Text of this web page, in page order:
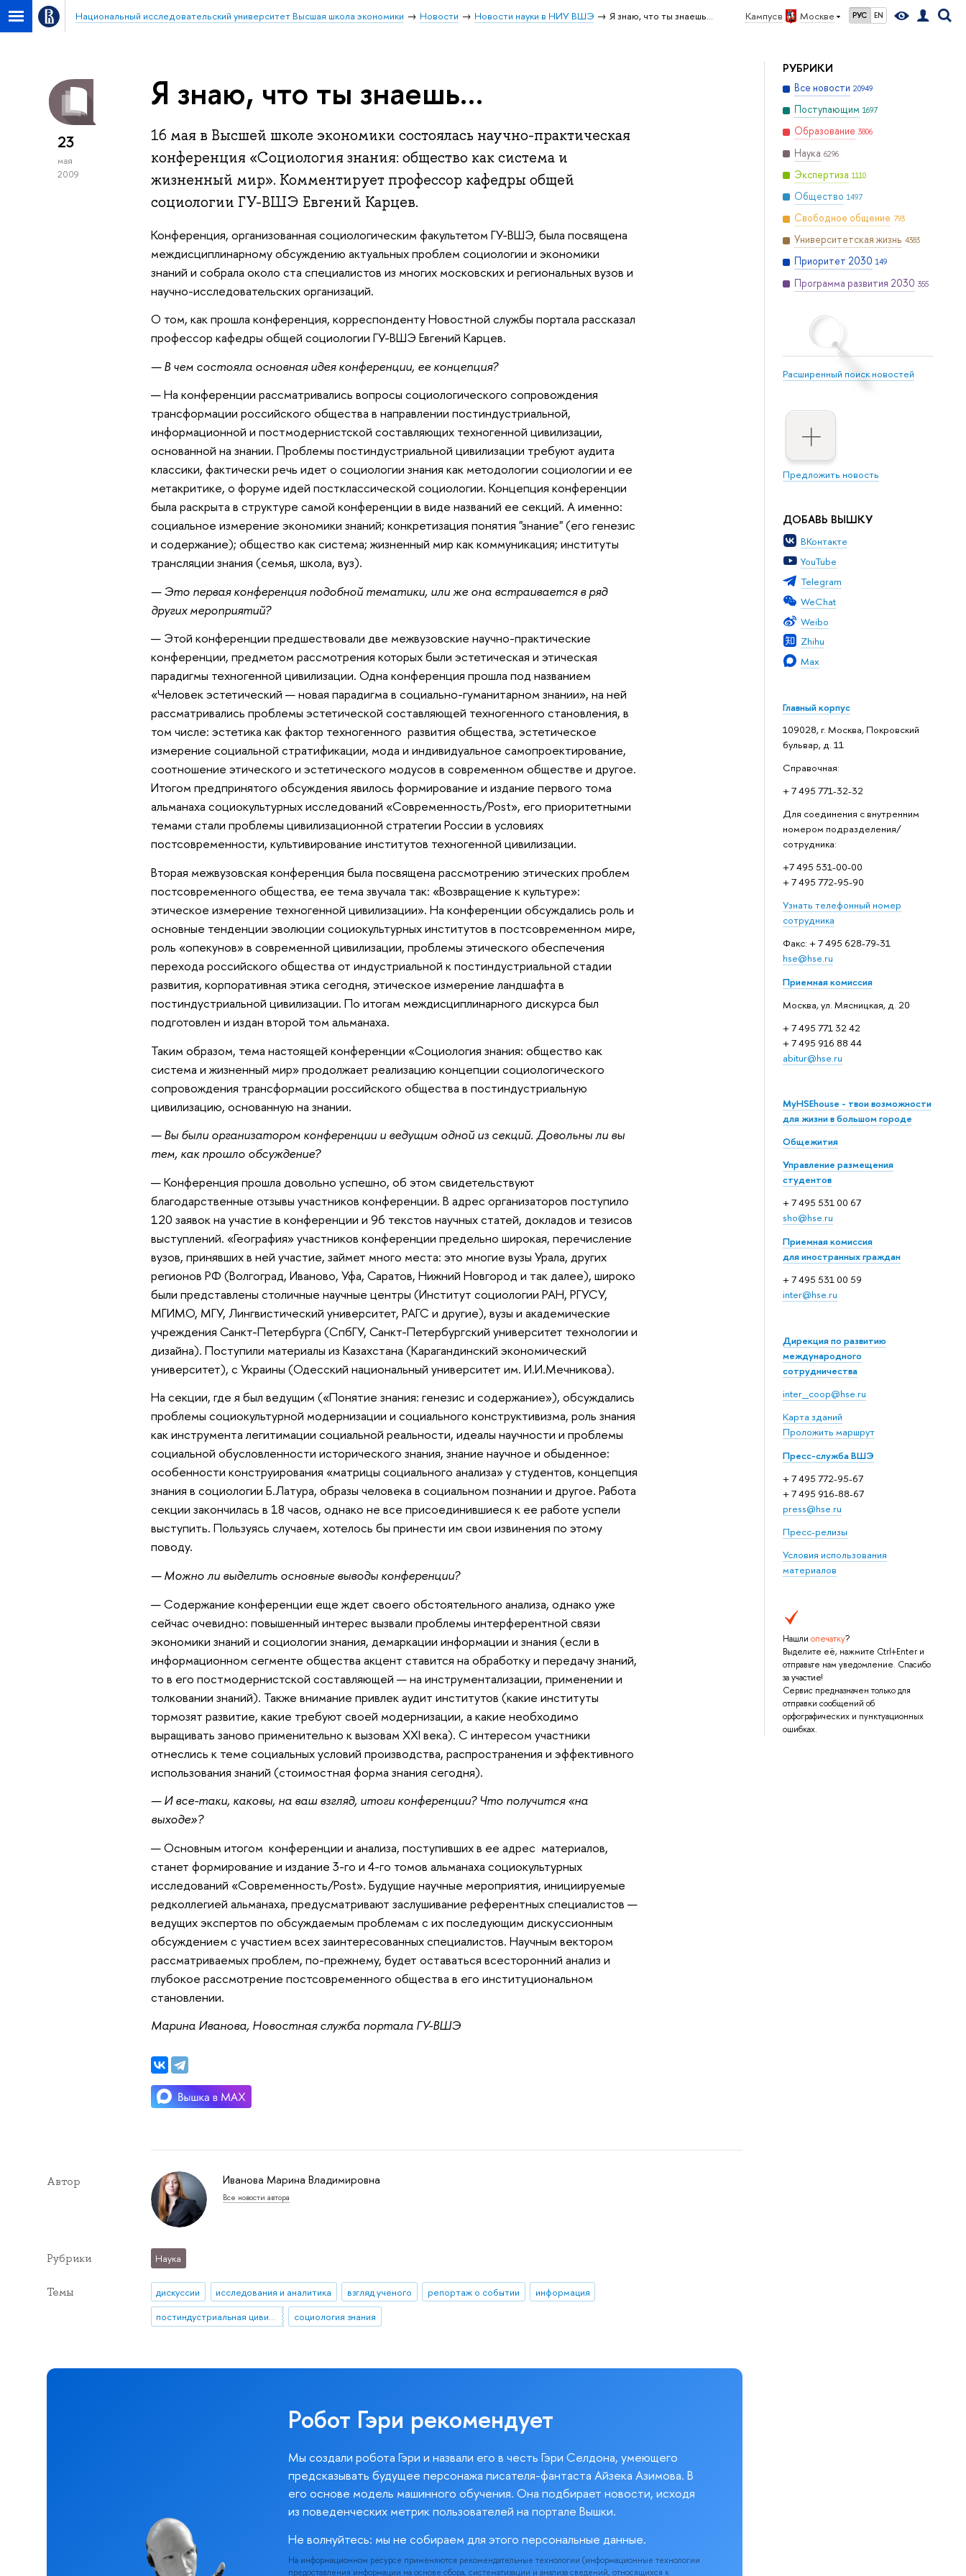
Кампус в Москве РУС EN
Национальный исследовательский университет Высшая школа экономики Новости Новости науки в НИУ ВШЭ Я знаю, что ты знаешь…
РУБРИКИ
Все новости 20949
Поступающим 1697
Образование 3806
Наука 6296
Экспертиза 1110
Общество 1497
Свободное общение 793
Университетская жизнь 4383
Приоритет 2030 149
Программа развития 2030 355
Расширенный поиск новостей
Предложить новость
ДОБАВЬ ВЫШКУ
ВКонтакте
YouTube
Telegram
WeChat
Weibo
Zhihu
Max
Главный корпус
109028, г. Москва, Покровский
бульвар, д. 11
Справочная:
+ 7 495 771-32-32
Для соединения с внутренним
номером подразделения/
сотрудника:
+7 495 531-00-00
+ 7 495 772-95-90
Узнать телефонный номер
сотрудника
Факс: + 7 495 628-79-31
hse@hse.ru
Приемная комиссия
Москва, ул. Мясницкая, д. 20
+ 7 495 771 32 42
+ 7 495 916 88 44
abitur@hse.ru
MyHSEhouse - твои возможности
для жизни в большом городе
Общежития
Управление размещения
студентов
+ 7 495 531 00 67
sho@hse.ru
Приемная комиссия
для иностранных граждан
+ 7 495 531 00 59
inter@hse.ru
Дирекция по развитию
международного
сотрудничества
inter_coop@hse.ru
Карта зданий
Проложить маршрут
Пресс-служба ВШЭ
+ 7 495 772-95-67
+ 7 495 916-88-67
press@hse.ru
Пресс-релизы
Условия использования
материалов
Нашли опечатку?
Выделите её, нажмите Ctrl+Enter и
отправьте нам уведомление. Спасибо
за участие!
Сервис предназначен только для
отправки сообщений об
орфографических и пунктуационных
ошибках.
23
мая
2009
Я знаю, что ты знаешь…
16 мая в Высшей школе экономики состоялась научно-практическая
конференция «Социология знания: общество как система и
жизненный мир». Комментирует профессор кафедры общей
социологии ГУ-ВШЭ Евгений Карцев.
Конференция, организованная социологическим факультетом ГУ-ВШЭ, была посвящена
междисциплинарному обсуждению актуальных проблем социологии и экономики
знаний и собрала около ста специалистов из многих московских и региональных вузов и
научно-исследовательских организаций.
О том, как прошла конференция, корреспонденту Новостной службы портала рассказал
профессор кафедры общей социологии ГУ-ВШЭ Евгений Карцев.
— В чем состояла основная идея конференции, ее концепция?
— На конференции рассматривались вопросы социологического сопровождения
трансформации российского общества в направлении постиндустриальной,
информационной и постмодернистской составляющих техногенной цивилизации,
основанной на знании. Проблемы постиндустриальной цивилизации требуют аудита
классики, фактически речь идет о социологии знания как методологии социологии и ее
метакритике, о форуме идей постклассической социологии. Концепция конференции
была раскрыта в структуре самой конференции в виде названий ее секций. А именно:
социальное измерение экономики знаний; конкретизация понятия "знание" (его генезис
и содержание); общество как система; жизненный мир как коммуникация; институты
трансляции знания (семья, школа, вуз).
— Это первая конференция подобной тематики, или же она встраивается в ряд
других мероприятий?
— Этой конференции предшествовали две межвузовские научно-практические
конференции, предметом рассмотрения которых были эстетическая и этическая
парадигмы техногенной цивилизации. Одна конференция прошла под названием
«Человек эстетический — новая парадигма в социально-гуманитарном знании», на ней
рассматривались проблемы эстетической составляющей техногенного становления, в
том числе: эстетика как фактор техногенного развития общества, эстетическое
измерение социальной стратификации, мода и индивидуальное самопроектирование,
соотношение этического и эстетического модусов в современном обществе и другое.
Итогом предпринятого обсуждения явилось формирование и издание первого тома
альманаха социокультурных исследований «Современность/Post», его приоритетными
темами стали проблемы цивилизационной стратегии России в условиях
постсовременности, культивирование институтов техногенной цивилизации.
Вторая межвузовская конференция была посвящена рассмотрению этических проблем
постсовременного общества, ее тема звучала так: «Возвращение к культуре»:
этическое измерение техногенной цивилизации». На конференции обсуждались роль и
основные тенденции эволюции социокультурных институтов в постсовременном мире,
роль «опекунов» в современной цивилизации, проблемы этического обеспечения
перехода российского общества от индустриальной к постиндустриальной стадии
развития, корпоративная этика сегодня, этическое измерение ландшафта в
постиндустриальной цивилизации. По итогам междисциплинарного дискурса был
подготовлен и издан второй том альманаха.
Таким образом, тема настоящей конференции «Социология знания: общество как
система и жизненный мир» продолжает реализацию концепции социологического
сопровождения трансформации российского общества в постиндустриальную
цивилизацию, основанную на знании.
— Вы были организатором конференции и ведущим одной из секций. Довольны ли вы
тем, как прошло обсуждение?
— Конференция прошла довольно успешно, об этом свидетельствуют
благодарственные отзывы участников конференции. В адрес организаторов поступило
120 заявок на участие в конференции и 96 текстов научных статей, докладов и тезисов
выступлений. «География» участников конференции предельно широкая, перечисление
вузов, принявших в ней участие, займет много места: это многие вузы Урала, других
регионов РФ (Волгоград, Иваново, Уфа, Саратов, Нижний Новгород и так далее), широко
были представлены столичные научные центры (Институт социологии РАН, РГУСУ,
МГИМО, МГУ, Лингвистический университет, РАГС и другие), вузы и академические
учреждения Санкт-Петербурга (СпбГУ, Санкт-Петербургский университет технологии и
дизайна). Поступили материалы из Казахстана (Карагандинский экономический
университет), с Украины (Одесский национальный университет им. И.И.Мечникова).
На секции, где я был ведущим («Понятие знания: генезис и содержание»), обсуждались
проблемы социокультурной модернизации и социального конструктивизма, роль знания
как инструмента легитимации социальной реальности, идеалы научности и проблемы
социальной обусловленности исторического знания, знание научное и обыденное:
особенности конструирования «матрицы социального анализа» у студентов, концепция
знания в социологии Б.Латура, образы человека в социальном познании и другое. Работа
секции закончилась в 18 часов, однако не все присоединившиеся к ее работе успели
выступить. Пользуясь случаем, хотелось бы принести им свои извинения по этому
поводу.
— Можно ли выделить основные выводы конференции?
— Содержание конференции еще ждет своего обстоятельного анализа, однако уже
сейчас очевидно: повышенный интерес вызвали проблемы интерферентной связи
экономики знаний и социологии знания, демаркации информации и знания (если в
информационном сегменте общества акцент ставится на обработку и передачу знаний,
то в его постмодернистской составляющей — на инструментализации, применении и
толковании знаний). Также внимание привлек аудит институтов (какие институты
тормозят развитие, какие требуют своей модернизации, а какие необходимо
выращивать заново применительно к вызовам ХХI века). С интересом участники
отнеслись к теме социальных условий производства, распространения и эффективного
использования знаний (стоимостная форма знания сегодня).
— И все-таки, каковы, на ваш взгляд, итоги конференции? Что получится «на
выходе»?
— Основным итогом конференции и анализа, поступивших в ее адрес материалов,
станет формирование и издание 3-го и 4-го томов альманаха социокультурных
исследований «Современность/Post». Будущие научные мероприятия, инициируемые
редколлегией альманаха, предусматривают заслушивание референтных специалистов —
ведущих экспертов по обсуждаемым проблемам с их последующим дискуссионным
обсуждением с участием всех заинтересованных специалистов. Научным вектором
рассматриваемых проблем, по-прежнему, будет оставаться всесторонний анализ и
глубокое рассмотрение постсовременного общества в его институциональном
становлении.
Марина Иванова, Новостная служба портала ГУ-ВШЭ
Автор Иванова Марина Владимировна
Все новости автора
Рубрики Наука
Темы дискуссии исследования и аналитика взгляд ученого репортаж о событии
информация
постиндустриальная цивилизация
социология знания
Робот Гэри рекомендует
Мы создали робота Гэри и назвали его в честь Гэри Селдона, умеющего
предсказывать будущее персонажа писателя-фантаста Айзека Азимова. В
его основе модель машинного обучения. Она подбирает новости, исходя
из поведенческих метрик пользователей на портале Вышки.
Не волнуйтесь: мы не собираем для этого персональные данные.
На информационном ресурсе применяются рекомендательные технологии (информационные технологии
предоставления информации на основе сбора, систематизации и анализа сведений, относящихся к